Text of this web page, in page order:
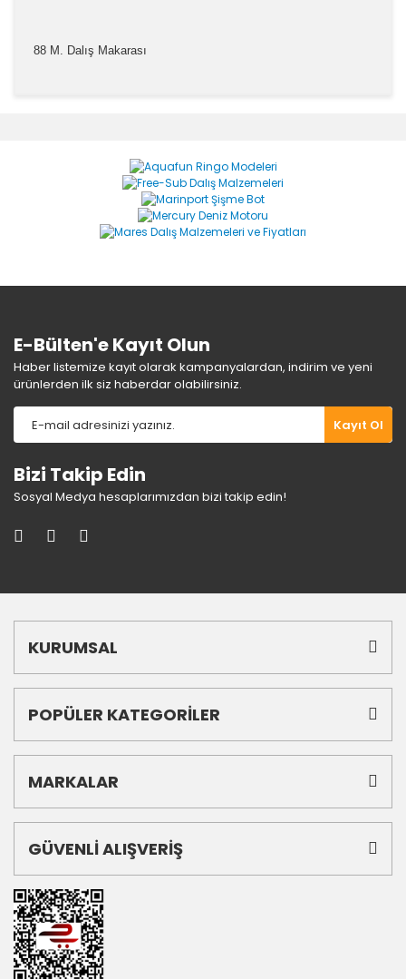
88 M. Dalış Makarası
Yorum Yaz
Ürün resmi kalitesiz, bozuk veya görüntülenemiyor.
Ürün açıklamasında eksik bilgiler bulunuyor.
Ürün bilgilerinde hatalar bulunuyor.
E-Bülten'e Kayıt Olun
Haber listemize kayıt olarak kampanyalardan, indirim ve yeni
ürünlerden ilk siz haberdar olabilirsiniz.
Kayıt Ol
Bizi Takip Edin
Sosyal Medya hesaplarımızdan bizi takip edin!
KURUMSAL
POPÜLER KATEGORİLER
MARKALAR
GÜVENLİ ALIŞVERİŞ